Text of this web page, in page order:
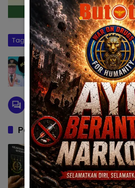
Tag: BKMG Gorontalo
Warisan Hutang Untuk
Pos Terkait